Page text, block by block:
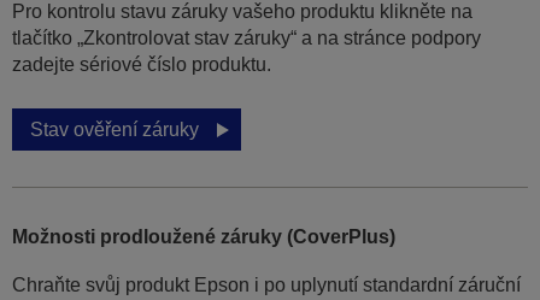
Pro kontrolu stavu záruky vašeho produktu klikněte na
tlačítko „Zkontrolovat stav záruky“ a na stránce podpory
zadejte sériové číslo produktu.
Stav ověření záruky
Možnosti prodloužené záruky (CoverPlus)
Chraňte svůj produkt Epson i po uplynutí standardní záruční